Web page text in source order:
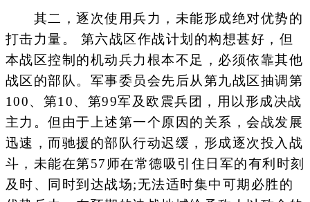
其二，逐次使用兵力，未能形成绝对优势的
打击力量。 第六战区作战计划的构想甚好，但
本战区控制的机动兵力根本不足，必须依靠其他
战区的部队。军事委员会先后从第九战区抽调第
100、第10、第99军及欧震兵团，用以形成决战
主力。但由于上述第一个原因的关系，会战发展
迅速，而驰援的部队行动迟缓，形成逐次投入战
斗，未能在第57师在常德吸引住日军的有利时刻
及时、同时到达战场;无法适时集中可期必胜的